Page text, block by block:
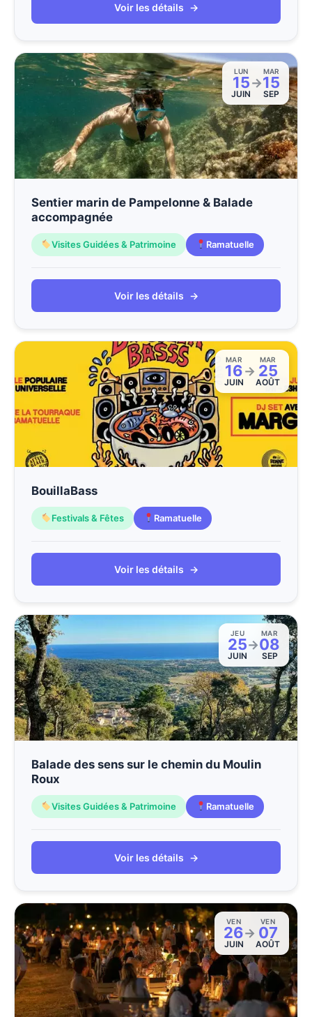
Voir les détails →
LUN
15
JUIN
→
MAR
15
SEP
Sentier marin de Pampelonne & Balade
accompagnée
Visites Guidées & Patrimoine Ramatuelle
Voir les détails →
MAR
16
JUIN
→
MAR
25
AOÛT
BouillaBass
Festivals & Fêtes Ramatuelle
Voir les détails →
JEU
25
JUIN
→
MAR
08
SEP
Balade des sens sur le chemin du Moulin
Roux
Visites Guidées & Patrimoine Ramatuelle
Voir les détails →
VEN
26
JUIN
→
VEN
07
AOÛT